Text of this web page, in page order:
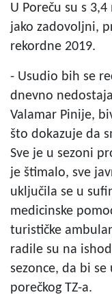
U Poreču su s
jako zadovoljni,
rekordne 2019.
- Usudio bih se
dnevno
Valamar Pinije,
što dokazuje da
Sve je u sezoni
je štimalo, sve
uključila se u
medicinske
turističke
radile su na
sezonce, da bi
porečkog TZ-a.